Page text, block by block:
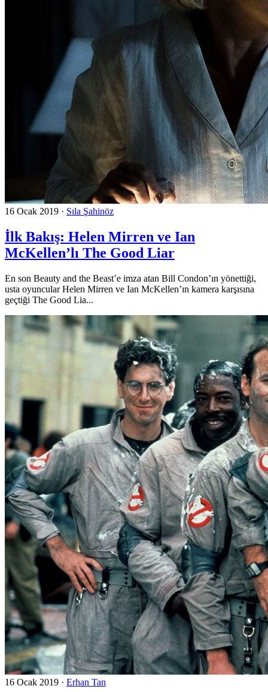
16 Ocak 2019 · Sıla Şahinöz
İlk Bakış: Helen Mirren ve Ian
McKellen’lı The Good Liar
En son Beauty and the Beast’e imza atan Bill Condon’ın yönettiği,
usta oyuncular Helen Mirren ve Ian McKellen’ın kamera karşısına
geçtiği The Good Lia...
16 Ocak 2019 · Erhan Tan